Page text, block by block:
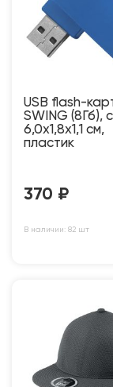
USB flash-
SWING (8Гб),
6,0х1,8х1,1 см,
пластик
370 ₽
В наличии: 82 шт